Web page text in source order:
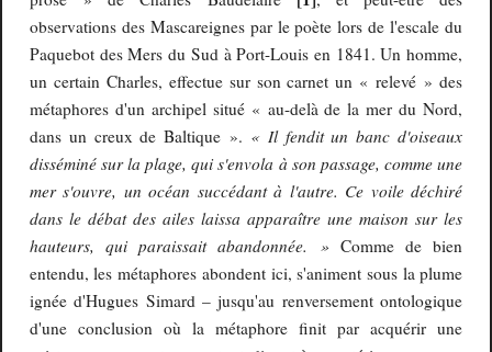
observations des Mascareignes par le poète lors de l'escale du
Paquebot des Mers du Sud à Port-Louis en 1841. Un homme,
un certain Charles, effectue sur son carnet un « relevé » des
métaphores d'un archipel situé « au-delà de la mer du Nord,
dans un creux de Baltique ». « Il fendit un banc d'oiseaux
disséminé sur la plage, qui s'envola à son passage, comme une
mer s'ouvre, un océan succédant à l'autre. Ce voile déchiré
dans le débat des ailes laissa apparaître une maison sur les
hauteurs, qui paraissait abandonnée. » Comme de bien
entendu, les métaphores abondent ici, s'animent sous la plume
ignée d'Hugues Simard – jusqu'au renversement ontologique
d'une conclusion où la métaphore finit par acquérir une